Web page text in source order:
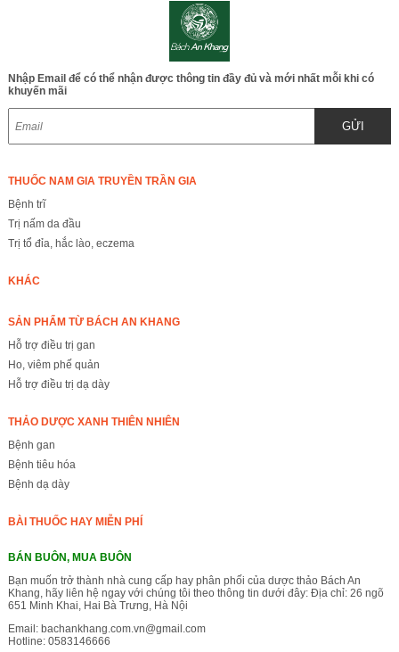
Nhập Email để có thể nhận được thông tin đầy đủ và mới nhất mỗi khi có
khuyến mãi
GỬI
THUỐC NAM GIA TRUYỀN TRẦN GIA
Bệnh trĩ
Trị nấm da đầu
Trị tổ đỉa, hắc lào, eczema
KHÁC
SẢN PHẨM TỪ BÁCH AN KHANG
Hỗ trợ điều trị gan
Ho, viêm phế quản
Hỗ trợ điều trị dạ dày
THẢO DƯỢC XANH THIÊN NHIÊN
Bệnh gan
Bệnh tiêu hóa
Bệnh dạ dày
BÀI THUỐC HAY MIỄN PHÍ
BÁN BUÔN, MUA BUÔN
Bạn muốn trở thành nhà cung cấp hay phân phối của dược thảo Bách An
Khang, hãy liên hệ ngay với chúng tôi theo thông tin dưới đây: Địa chỉ: 26 ngõ
651 Minh Khai, Hai Bà Trưng, Hà Nội
Email: bachankhang.com.vn@gmail.com
Hotline: 0583146666